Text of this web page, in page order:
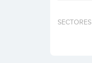
SECTORES